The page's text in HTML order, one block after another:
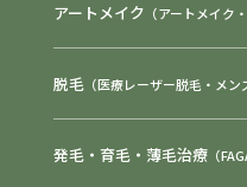
アートメイク （アートメイク
脱毛 （医療レーザー脱毛・メン
発毛・育毛・薄毛治療 （